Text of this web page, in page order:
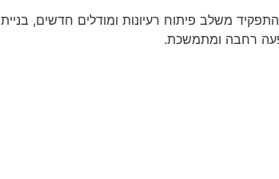
משלב פיתוח רעיונות ומודלים חדשים, בניית
רחבה ומתמשכת.